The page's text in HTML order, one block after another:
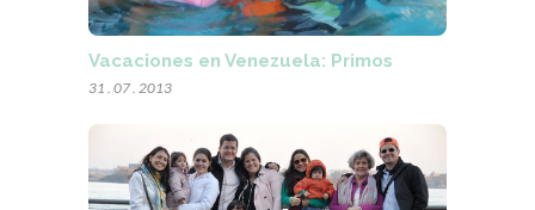
Vacaciones en Venezuela: Primos
31 . 07 . 2013